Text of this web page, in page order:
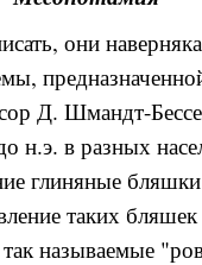
они
Д. Шмандт-
н.э. в разных
глиняные
таких
называемые